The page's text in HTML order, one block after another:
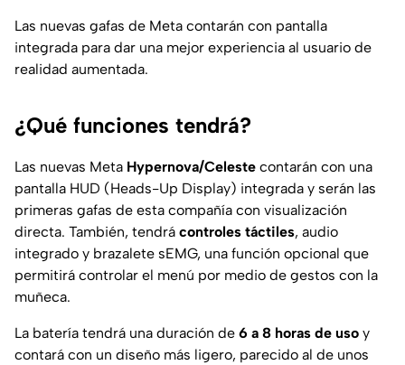
Las nuevas gafas de Meta contarán con pantalla
integrada para dar una mejor experiencia al usuario de
realidad aumentada.
¿Qué funciones tendrá?
Las nuevas Meta Hypernova/Celeste contarán con una
pantalla HUD (Heads-Up Display) integrada y serán las
primeras gafas de esta compañía con visualización
directa. También, tendrá controles táctiles, audio
integrado y brazalete sEMG, una función opcional que
permitirá controlar el menú por medio de gestos con la
muñeca.
La batería tendrá una duración de 6 a 8 horas de uso y
contará con un diseño más ligero, parecido al de unos